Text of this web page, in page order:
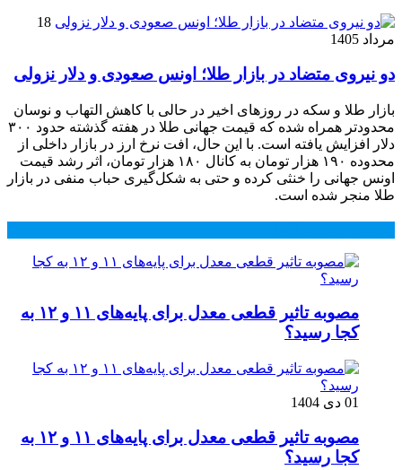
18
مرداد 1405
دو نیروی متضاد در بازار طلا؛ اونس صعودی و دلار نزولی
بازار طلا و سکه در روزهای اخیر در حالی با کاهش التهاب و نوسان
محدودتر همراه شده که قیمت جهانی طلا در هفته گذشته حدود ۳۰۰
دلار افزایش یافته است. با این حال، افت نرخ ارز در بازار داخلی از
محدوده ۱۹۰ هزار تومان به کانال ۱۸۰ هزار تومان، اثر رشد قیمت
اونس جهانی را خنثی کرده و حتی به شکل‌گیری حباب منفی در بازار
طلا منجر شده است.
مصوبه تاثیر قطعی معدل برای پایه‌های ۱۱ و ۱۲ به
کجا رسید؟
01 دی 1404
مصوبه تاثیر قطعی معدل برای پایه‌های ۱۱ و ۱۲ به
کجا رسید؟